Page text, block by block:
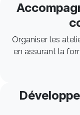
Organiser les
en assurant la